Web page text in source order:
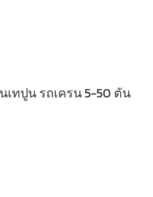
เทปูน รถเครน 5-50 ตัน